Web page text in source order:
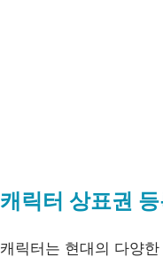
캐릭터 상표권
캐릭터는 현대의 다양